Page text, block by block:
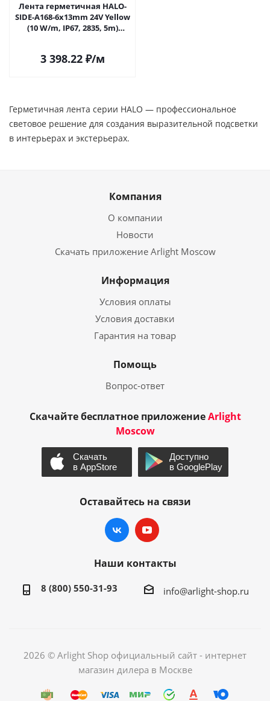
Лента герметичная HALO-
SIDE-A168-6x13mm 24V Yellow
(10 W/m, IP67, 2835, 5m)
3 398.22₽/м
Герметичная лента cерии HALO — профессиональное
световое решение для создания выразительной подсветки
в интерьерах и экстерьерах.
Компания
О компании
Новости
Скачать приложение Arlight Moscow
Информация
Условия оплаты
Условия доставки
Гарантия на товар
Помощь
Вопрос-ответ
Скачайте бесплатное приложениеArlight
Moscow
Оставайтесь на связи
Наши контакты
8 (800) 550-31-93 info@arlight-shop.ru
2026 © Arlight Shop официальный сайт - интернет
магазин дилера в Москве